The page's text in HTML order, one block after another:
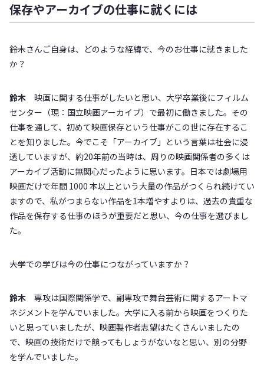
保存やアーカイブの仕事に就くには
――鈴木さんご自身は、どのような経緯で、今のお仕事に就きました
か？
鈴木 映画に関する仕事がしたいと思い、大学卒業後にフィルム
センター（現：国立映画アーカイブ）で最初に働きました。その
仕事を通して、初めて映画保存という仕事がこの世に存在するこ
とを知りました。今でこそ「アーカイブ」という言葉は社会に浸
透していますが、約20年前の当時は、周りの映画関係者の多くは
アーカイブ活動に無関心だったように思います。日本では劇場用
映画だけで年間 1000 本以上という大量の作品がつくられ続けてい
ますので、私がつまらない作品を1本増やすよりは、過去の貴重な
作品を保存する仕事のほうが重要だと思い、今の仕事を選びまし
た。
――大学での学びは今の仕事につながっていますか？
鈴木 専攻は国際関係学で、副専攻で舞台芸術に関するアートマ
ネジメントを学んでいました。大学に入る前から映画をつくりた
いと思っていましたが、映画製作者志望はたくさんいましたの
で、映画の技術だけで競ってもしょうがないなと思い、別の分野
を学んでいました。